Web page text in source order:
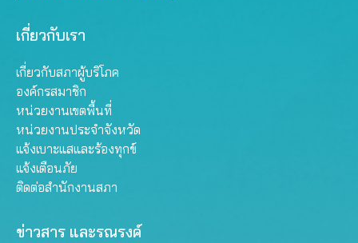
เกี่ยวกับเรา
เกี่ยวกับสภาผู้บริโภค
องค์กรสมาชิก
หน่วยงานเขตพื้นที่
หน่วยงานประจำจังหวัด
แจ้งเบาะแสและร้องทุกข์
แจ้งเตือนภัย
ติดต่อสำนักงานสภา
ข่าวสาร และรณรงค์